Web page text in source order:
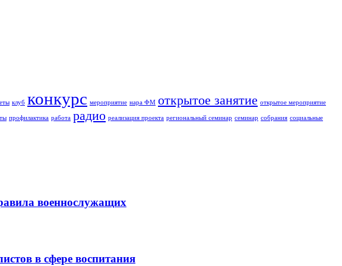
клуб конкурс мероприятие нара ФМ открытое занятие открытое мероприятие
профилактика работа радио реализация проекта региональный семинар семинар собрания социальные
военнослужащих
в сфере воспитания